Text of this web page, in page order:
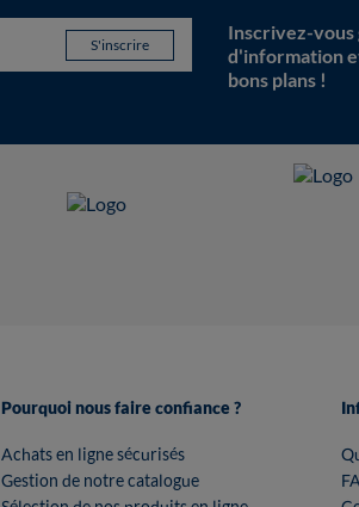
Inscrivez-
d'information
bons plans !
Pourquoi nous faire confiance ?
Achats en ligne sécurisés
Gestion de notre catalogue